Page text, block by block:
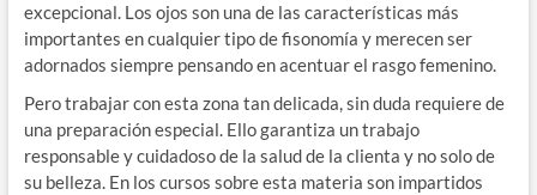
excepcional. Los ojos son una de las características más
importantes en cualquier tipo de fisonomía y merecen ser
adornados siempre pensando en acentuar el rasgo femenino.
Pero trabajar con esta zona tan delicada, sin duda requiere de
una preparación especial. Ello garantiza un trabajo
responsable y cuidadoso de la salud de la clienta y no solo de
su belleza. En los cursos sobre esta materia son impartidos